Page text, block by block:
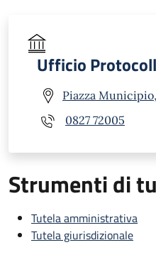
Ufficio
Piazza
0827 72005
Strumenti di
Tutela amministrativa
Tutela giurisdizionale